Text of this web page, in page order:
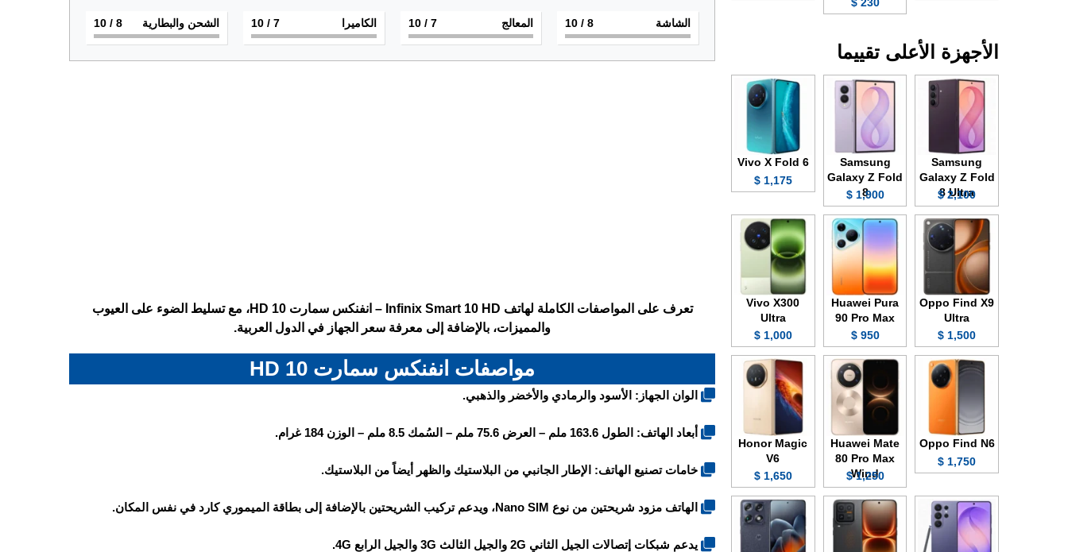
الشاشة 8
/ 10 المعالج 7
/ 10 الكاميرا 7
/ 10 الشحن والبطارية 8
/ 10
تعرف على المواصفات الكاملة لهاتف Infinix Smart 10 HD – انفنكس سمارت 10 HD، مع تسليط الضوء على العيوب
والمميزات، بالإضافة إلى معرفة سعر الجهاز في الدول العربية.
مواصفات انفنكس سمارت 10 HD
الوان الجهاز: الأسود والرمادي والأخضر والذهبي.
أبعاد الهاتف: الطول 163.6 ملم – العرض 75.6 ملم – السُمك 8.5 ملم – الوزن 184 غرام.
خامات تصنيع الهاتف: الإطار الجانبي من البلاستيك والظهر أيضاً من البلاستيك.
الهاتف مزود شريحتين من نوع Nano SIM، ويدعم تركيب الشريحتين بالإضافة إلى بطاقة الميموري كارد في نفس المكان.
يدعم شبكات إتصالات الجيل الثاني 2G والجيل الثالث 3G والجيل الرابع 4G.
الأجهزة الأعلى تقييما
Samsung
Galaxy Z Fold
8 Ultra
2,100 $
Samsung
Galaxy Z Fold
8
1,900 $
Vivo X Fold 6
1,175 $
Oppo Find X9
Ultra
1,500 $
Huawei Pura
90 Pro Max
950 $
Vivo X300
Ultra
1,000 $
Oppo Find N6
1,750 $
Huawei Mate
80 Pro Max
Wind
1,250 $
Honor Magic
V6
1,650 $